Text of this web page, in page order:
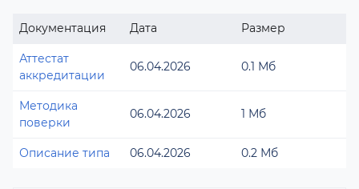
Документация Дата Размер
Аттестат
аккредитации
06.04.2026 0.1 Мб
Методика
поверки
06.04.2026 1 Мб
Описание типа 06.04.2026 0.2 Мб